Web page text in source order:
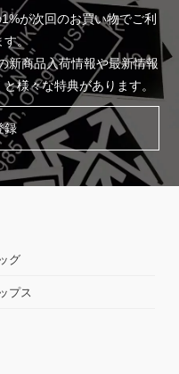
が次回のお買い物でご利
す。
新商品入荷情報や最新情報
様々な特典があります。
録
グ
プス